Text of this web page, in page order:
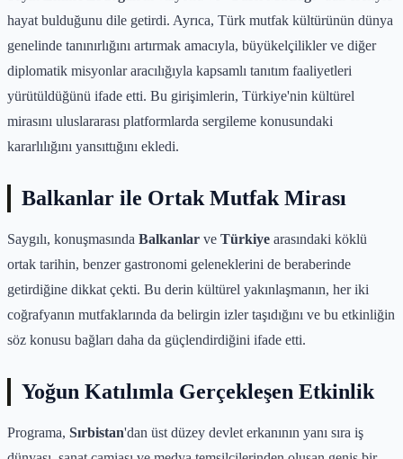
hayat bulduğunu dile getirdi. Ayrıca, Türk mutfak kültürünün dünya
genelinde tanınırlığını artırmak amacıyla, büyükelçilikler ve diğer
diplomatik misyonlar aracılığıyla kapsamlı tanıtım faaliyetleri
yürütüldüğünü ifade etti. Bu girişimlerin, Türkiye'nin kültürel
mirasını uluslararası platformlarda sergileme konusundaki
kararlılığını yansıttığını ekledi.
Balkanlar ile Ortak Mutfak Mirası
Saygılı, konuşmasında Balkanlar ve Türkiye arasındaki köklü
ortak tarihin, benzer gastronomi geleneklerini de beraberinde
getirdiğine dikkat çekti. Bu derin kültürel yakınlaşmanın, her iki
coğrafyanın mutfaklarında da belirgin izler taşıdığını ve bu etkinliğin
söz konusu bağları daha da güçlendirdiğini ifade etti.
Yoğun Katılımla Gerçekleşen Etkinlik
Programa, Sırbistan'dan üst düzey devlet erkanının yanı sıra iş